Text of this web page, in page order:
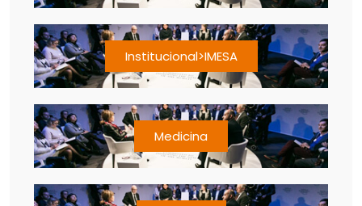
Institucional>IMESA
Medicina